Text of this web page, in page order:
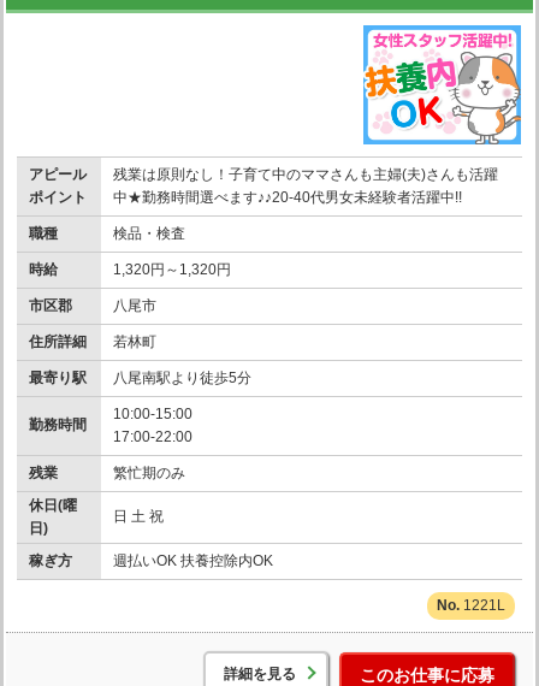
アピール
ポイント
残業は原則なし！子育て中のママさんも主婦(夫)さんも活躍
中★勤務時間選べます♪♪20-40代男女未経験者活躍中!!
職種 検品・検査
時給 1,320円～1,320円
市区郡 八尾市
住所詳細 若林町
最寄り駅 八尾南駅より徒歩5分
勤務時間
10:00-15:00
17:00-22:00
残業
繁忙期のみ
休日(曜
日)
日 土 祝
稼ぎ方 週払いOK 扶養控除内OK
1221L
詳細を見る このお仕事に応募